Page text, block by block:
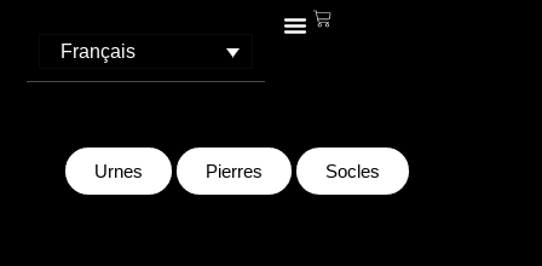
Français
Urnes Pierres Socles